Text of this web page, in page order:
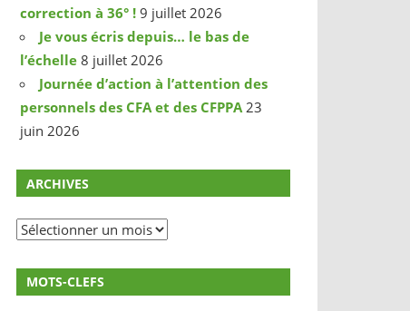
correction à 36° ! 9 juillet 2026
Je vous écris depuis… le bas de
l’échelle 8 juillet 2026
Journée d’action à l’attention des
personnels des CFA et des CFPPA 23
juin 2026
ARCHIVES
Archives
MOTS-CLEFS